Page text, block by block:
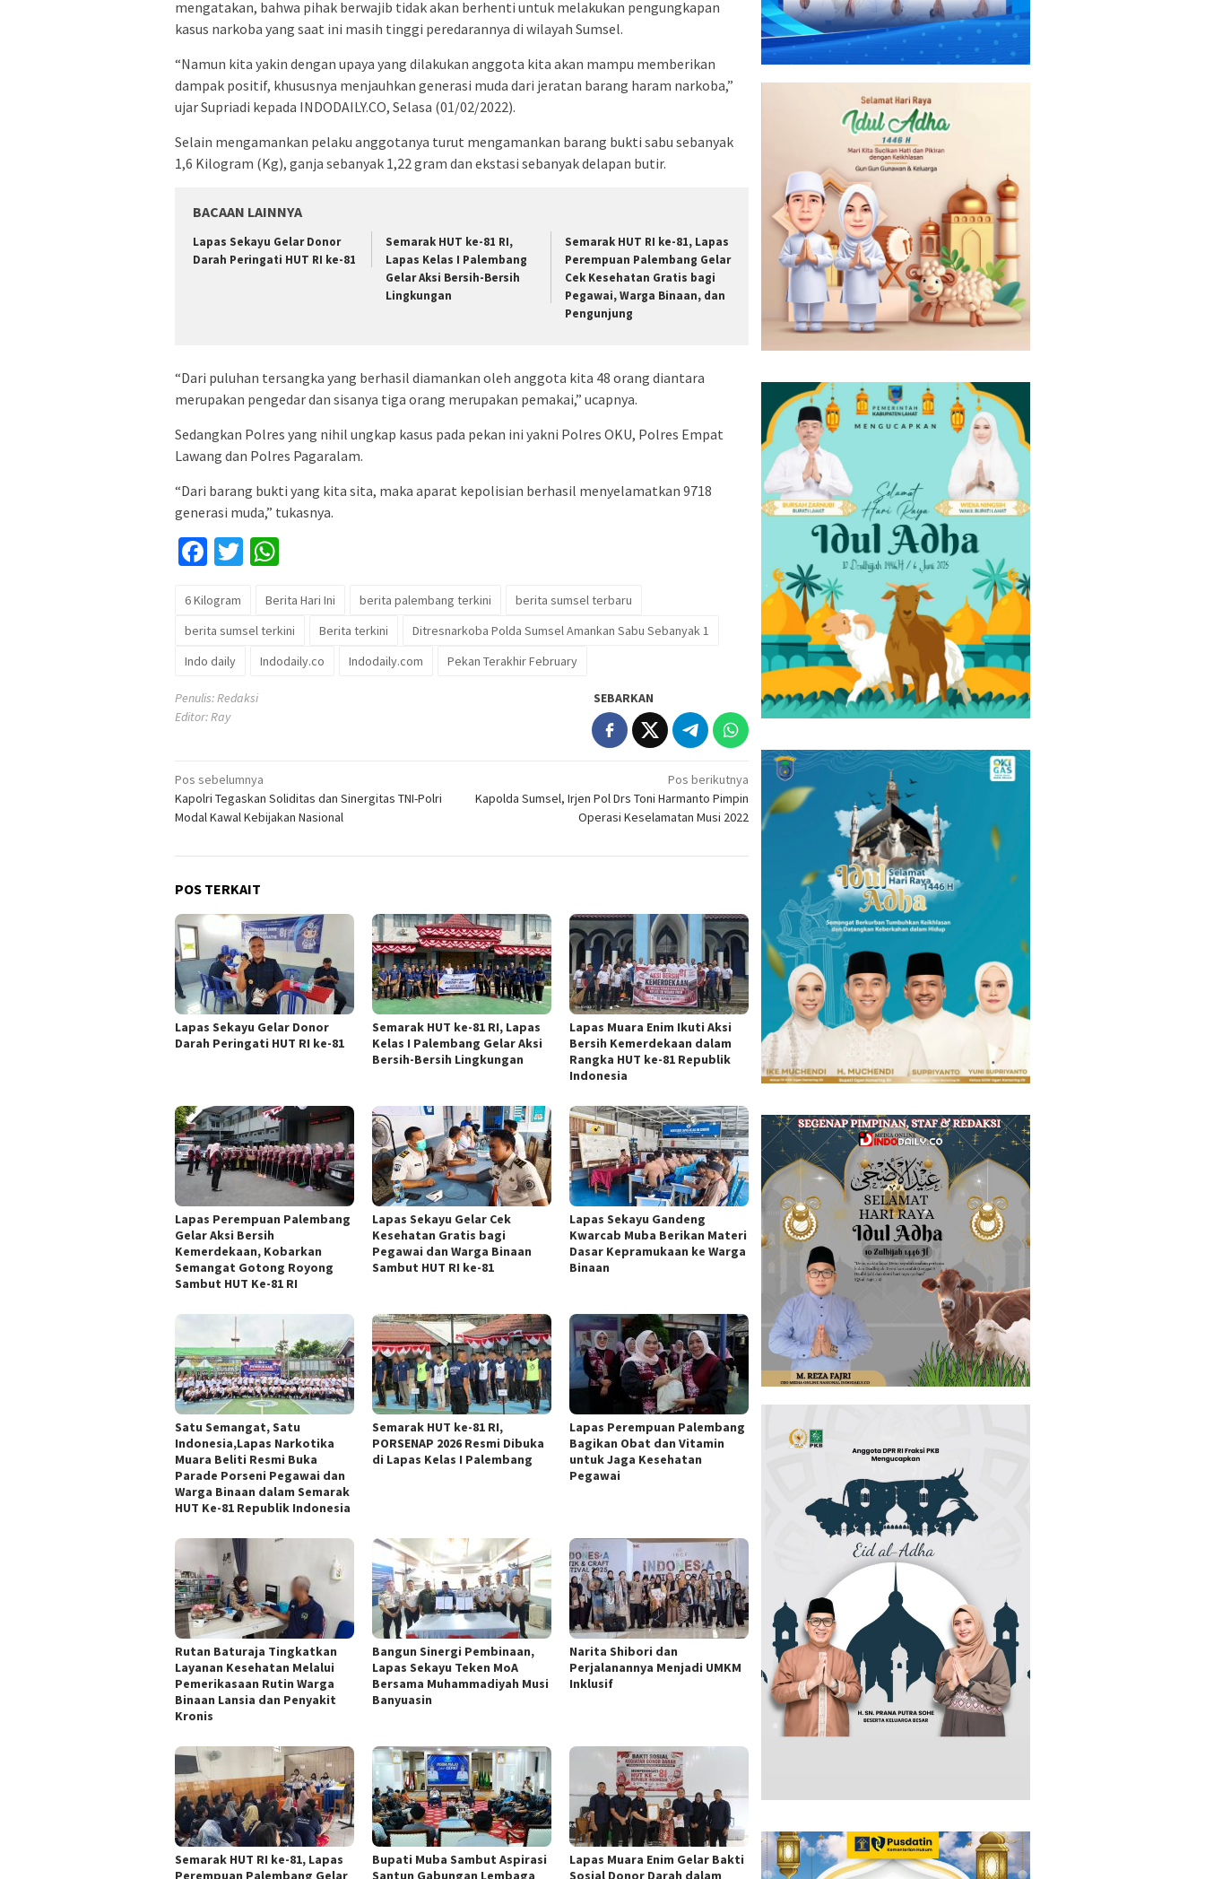
mengatakan, bahwa pihak berwajib tidak akan berhenti untuk melakukan pengungkapan
kasus narkoba yang saat ini masih tinggi peredarannya di wilayah Sumsel.
“Namun kita yakin dengan upaya yang dilakukan anggota kita akan mampu memberikan
dampak positif, khususnya menjauhkan generasi muda dari jeratan barang haram narkoba,”
ujar Supriadi kepada INDODAILY.CO, Selasa (01/02/2022).
Selain mengamankan pelaku anggotanya turut mengamankan barang bukti sabu sebanyak
1,6 Kilogram (Kg), ganja sebanyak 1,22 gram dan ekstasi sebanyak delapan butir.
BACAAN LAINNYA
Lapas Sekayu Gelar Donor
Darah Peringati HUT RI ke-81
Semarak HUT ke-81 RI,
Lapas Kelas I Palembang
Gelar Aksi Bersih-Bersih
Lingkungan
Semarak HUT RI ke-81, Lapas
Perempuan Palembang Gelar
Cek Kesehatan Gratis bagi
Pegawai, Warga Binaan, dan
Pengunjung
“Dari puluhan tersangka yang berhasil diamankan oleh anggota kita 48 orang diantara
merupakan pengedar dan sisanya tiga orang merupakan pemakai,” ucapnya.
Sedangkan Polres yang nihil ungkap kasus pada pekan ini yakni Polres OKU, Polres Empat
Lawang dan Polres Pagaralam.
“Dari barang bukti yang kita sita, maka aparat kepolisian berhasil menyelamatkan 9718
generasi muda,” tukasnya.
Facebook
Twitter
6 Kilogram Berita Hari Ini berita palembang terkini
berita sumsel terbaru
berita sumsel terkini
Berita terkini
Ditresnarkoba Polda Sumsel Amankan Sabu Sebanyak 1
Indo daily
Indodaily.co Indodaily.com Pekan Terakhir February
Penulis: Redaksi
Editor: Ray
SEBARKAN
Navigasi
pos
Pos sebelumnya
Kapolri Tegaskan Soliditas dan Sinergitas TNI-Polri
Modal Kawal Kebijakan Nasional
Pos berikutnya
Kapolda Sumsel, Irjen Pol Drs Toni Harmanto Pimpin
Operasi Keselamatan Musi 2022
POS TERKAIT
Lapas Sekayu Gelar Donor
Darah Peringati HUT RI ke-81
Semarak HUT ke-81 RI, Lapas
Kelas I Palembang Gelar Aksi
Bersih-Bersih Lingkungan
Lapas Muara Enim Ikuti Aksi
Bersih Kemerdekaan dalam
Rangka HUT ke-81 Republik
Indonesia
Lapas Perempuan Palembang
Gelar Aksi Bersih
Kemerdekaan, Kobarkan
Semangat Gotong Royong
Sambut HUT Ke-81 RI
Lapas Sekayu Gelar Cek
Kesehatan Gratis bagi
Pegawai dan Warga Binaan
Sambut HUT RI ke-81
Lapas Sekayu Gandeng
Kwarcab Muba Berikan Materi
Dasar Kepramukaan ke Warga
Binaan
Satu Semangat, Satu
Indonesia,Lapas Narkotika
Muara Beliti Resmi Buka
Parade Porseni Pegawai dan
Warga Binaan dalam Semarak
HUT Ke-81 Republik Indonesia
Semarak HUT ke-81 RI,
PORSENAP 2026 Resmi Dibuka
di Lapas Kelas I Palembang
Lapas Perempuan Palembang
Bagikan Obat dan Vitamin
untuk Jaga Kesehatan
Pegawai
Rutan Baturaja Tingkatkan
Layanan Kesehatan Melalui
Pemerikasaan Rutin Warga
Binaan Lansia dan Penyakit
Kronis
Bangun Sinergi Pembinaan,
Lapas Sekayu Teken MoA
Bersama Muhammadiyah Musi
Banyuasin
Narita Shibori dan
Perjalanannya Menjadi UMKM
Inklusif
Semarak HUT RI ke-81, Lapas
Perempuan Palembang Gelar
Bupati Muba Sambut Aspirasi
Santun Gabungan Lembaga
Lapas Muara Enim Gelar Bakti
Sosial Donor Darah dalam